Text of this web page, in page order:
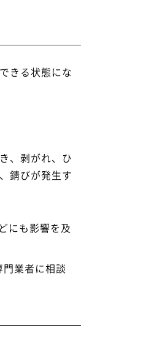
きる状態にな
、剥がれ、ひ
錆びが発生す
にも影響を及
業者に相談